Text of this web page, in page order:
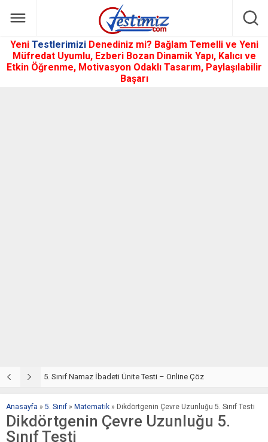
Yeni Testlerimizi Denediniz mi? Bağlam Temelli ve Yeni
Müfredat Uyumlu, Ezberi Bozan Dinamik Yapı, Kalıcı ve
Etkin Öğrenme, Motivasyon Odaklı Tasarım, Paylaşılabilir
Başarı
5. Sınıf Namaz İbadeti Ünite Testi – Online Çöz
Anasayfa » 5. Sınıf » Matematik » Dikdörtgenin Çevre Uzunluğu 5. Sınıf Testi
Dikdörtgenin Çevre Uzunluğu 5.
Sınıf Testi